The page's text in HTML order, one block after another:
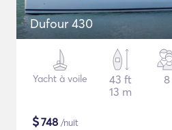
Dufour 430
Yacht à voile
43 ft
13 m
8
$748 /nuit